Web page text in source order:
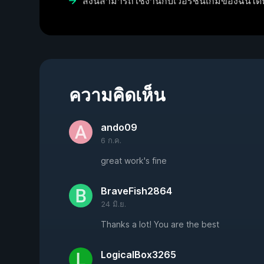
ความคิดเห็น
ando09
6 ก.ค.
great work's fine
BraveFish2864
24 มิ.ย.
Thanks a lot! You are the best
LogicalBox3265